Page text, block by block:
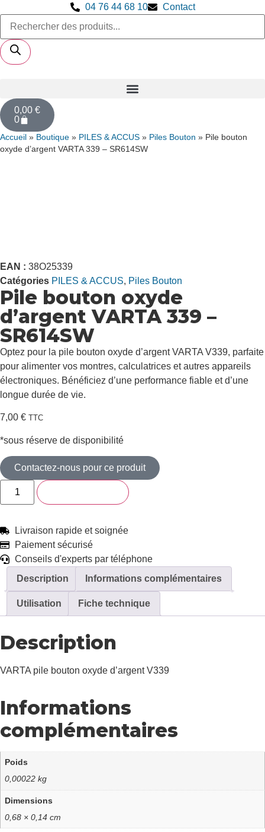
04 76 44 68 10 Contact
0,00 €
0
Accueil » Boutique » PILES & ACCUS » Piles Bouton » Pile bouton
oxyde d’argent VARTA 339 – SR614SW
EAN : 38O25339
Catégories PILES & ACCUS, Piles Bouton
Pile bouton oxyde
d’argent VARTA 339 –
SR614SW
Optez pour la pile bouton oxyde d’argent VARTA V339, parfaite
pour alimenter vos montres, calculatrices et autres appareils
électroniques. Bénéficiez d’une performance fiable et d’une
longue durée de vie.
7,00 € TTC
*sous réserve de disponibilité
Contactez-nous pour ce produit
Livraison rapide et soignée
Paiement sécurisé
Conseils d'experts par téléphone
Description
Informations complémentaires
Utilisation Fiche technique
Description
VARTA pile bouton oxyde d’argent V339
Informations
complémentaires
Poids
0,00022 kg
Dimensions
0,68 × 0,14 cm